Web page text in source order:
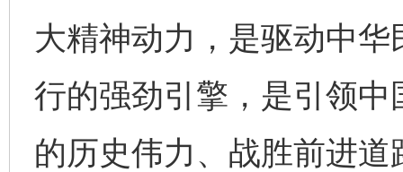
大精神动力，是驱动中
行的强劲引擎，是引领
的历史伟力、战胜前进